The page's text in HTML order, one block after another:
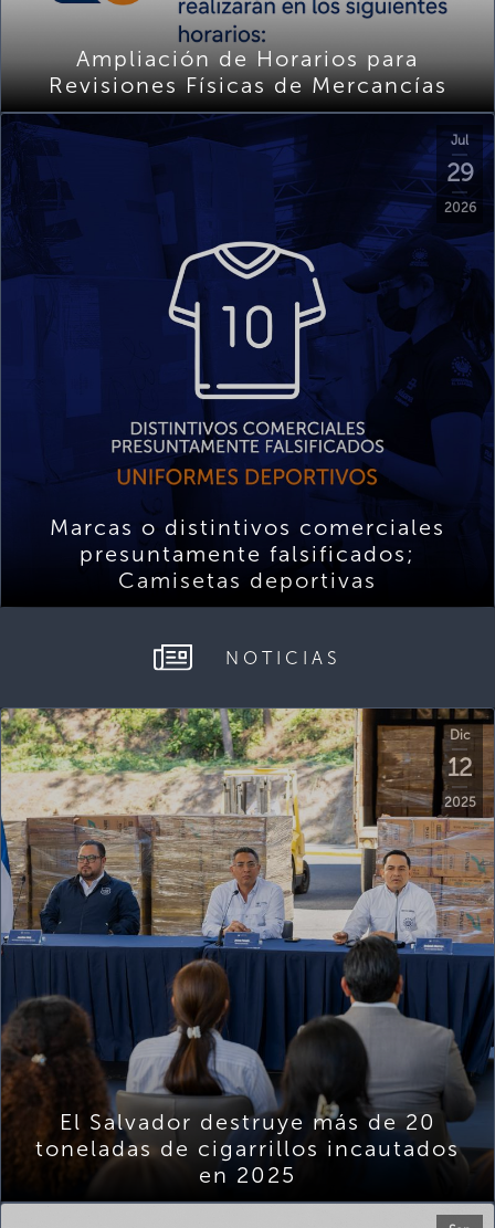
Ampliación de Horarios para
Revisiones Físicas de Mercancías
Jul
29
2026
Marcas o distintivos comerciales
presuntamente falsificados;
Camisetas deportivas
NOTICIAS
Dic
12
2025
El Salvador destruye más de 20
toneladas de cigarrillos incautados
en 2025